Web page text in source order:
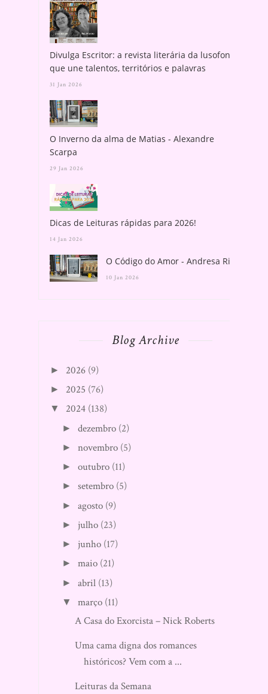
Divulga Escritor: a revista literária da lusofonia
que une talentos, territórios e palavras
31 Jan 2026
O Inverno da alma de Matias - Alexandre
Scarpa
29 Jan 2026
Dicas de Leituras rápidas para 2026!
14 Jan 2026
O Código do Amor - Andresa Rios
10 Jan 2026
Blog Archive
► 2026 (9)
► 2025 (76)
▼ 2024 (138)
►dezembro (2)
►novembro (5)
►outubro (11)
►setembro (5)
►agosto (9)
► julho (23)
► junho (17)
►maio (21)
►abril (13)
▼ março (11)
A Casa do Exorcista – Nick Roberts
Uma cama digna dos romances
históricos? Vem com a ...
Leituras da Semana